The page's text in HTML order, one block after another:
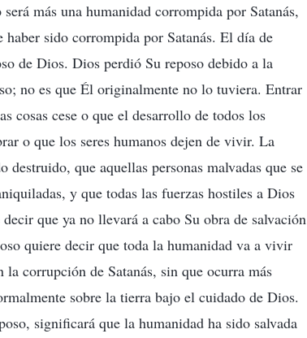
más una humanidad corrompida por Satanás,
haber sido corrompida por Satanás. El día de
de Dios. Dios perdió Su reposo debido a la
no es que Él originalmente no lo tuviera. Entrar
cosas cese o que el desarrollo de todos los
o que los seres humanos dejen de vivir. La
destruido, que aquellas personas malvadas que se
y que todas las fuerzas hostiles a Dios
que ya no llevará a cabo Su obra de salvación
quiere decir que toda la humanidad va a vivir
corrupción de Satanás, sin que ocurra más
sobre la tierra bajo el cuidado de Dios.
significará que la humanidad ha sido salvada